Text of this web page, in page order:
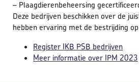
– Plaagdierenbeheersing
Deze bedrijven beschikken over de
hebben ervaring met de bestrijding
Register IKB PSB bedrijven
Meer informatie over IPM 2023